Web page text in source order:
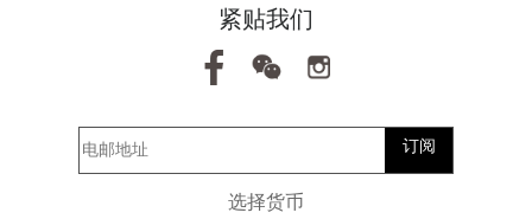
紧贴我们
订阅
选择货币